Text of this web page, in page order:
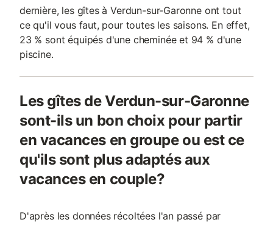
dernière, les gîtes à Verdun-sur-Garonne ont tout
ce qu'il vous faut, pour toutes les saisons. En effet,
23 % sont équipés d'une cheminée et 94 % d'une
piscine.
Les gîtes de Verdun-sur-Garonne
sont-ils un bon choix pour partir
en vacances en groupe ou est ce
qu'ils sont plus adaptés aux
vacances en couple?
D'après les données récoltées l'an passé par